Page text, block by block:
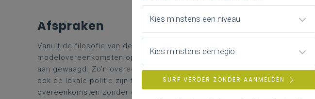
Afspraken
Vanuit de filosofie van de ministeriële omzendbrief PLP 41 is het niet
modelovereenkomsten op te stellen. Katholiek Onderwijs Vlaanderen
aan gewaagd. Zo’n overeenkomst zou in onderling overleg moeten
ook de lokale politie zijn taak ruimer ziet dan het ter ondertekening
overeenkomsten zonder dialoog.
Kies minstens een niveau
Kies minstens een regio
SURF VERDER ZONDER AANMELDEN